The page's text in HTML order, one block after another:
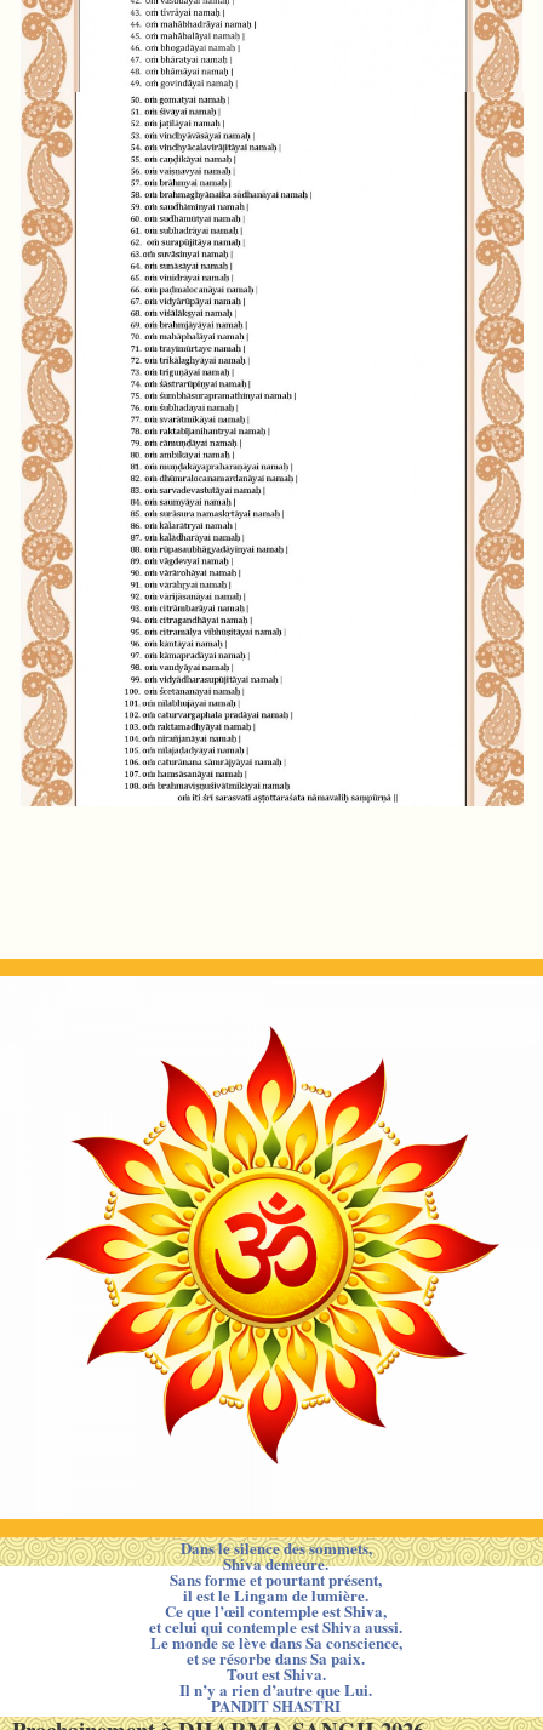
Dans le silence des sommets,
Shiva demeure.
Sans forme et pourtant présent,
il est le Lingam de lumière.
Ce que l’œil contemple est Shiva,
et celui qui contemple est Shiva aussi.
Le monde se lève dans Sa conscience,
et se résorbe dans Sa paix.
Tout est Shiva.
Il n’y a rien d’autre que Lui.
PANDIT SHASTRI